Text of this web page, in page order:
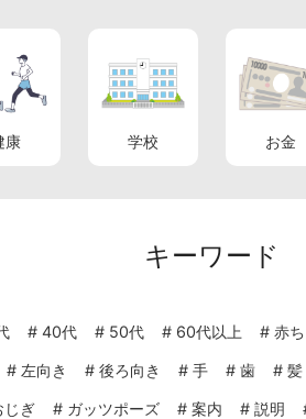
康 学校 お金
キーワード
# 40代 # 50代 # 60代以上 # 赤
# 左向き # 後ろ向き # 手 # 歯 # 髪
じぎ # ガッツポーズ # 案内 # 説明